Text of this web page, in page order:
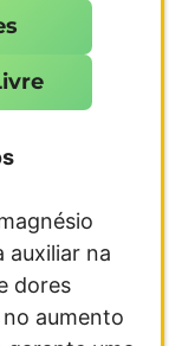
auxiliar na
dores
aumento